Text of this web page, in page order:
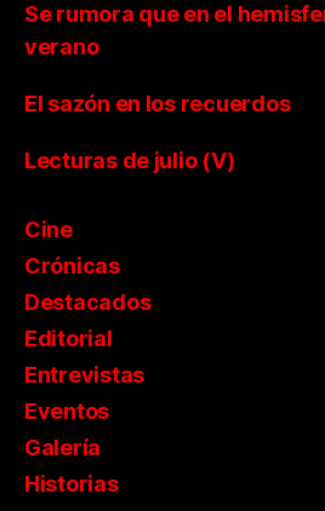
Se rumora que en el
verano
El sazón en los recuerdos
Lecturas de julio (V)
Cine
Crónicas
Destacados
Editorial
Entrevistas
Eventos
Galería
Historias